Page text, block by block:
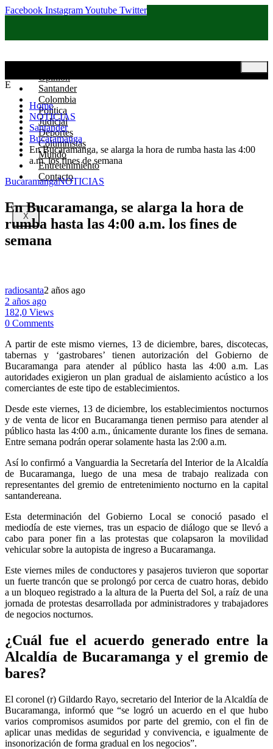
Facebook InstagramYoutube Twitter
Opinión
Santander
Colombia
Política
Judicial
Deportes
Columnistas
Mundo
Entretenimiento
Contacto
X
E
Home
NOTICIAS
Santander
Bucaramanga
En Bucaramanga, se alarga la hora de rumba hasta las 4:00
a.m. los fines de semana
BucaramangaNOTICIAS
En Bucaramanga, se alarga la hora de
rumba hasta las 4:00 a.m. los fines de
semana
radiosanta2 años ago
2 años ago
182,0 Views
0 Comments
A partir de este mismo viernes, 13 de diciembre, bares, discotecas,
tabernas y ‘gastrobares’ tienen autorización del Gobierno de
Bucaramanga para atender al público hasta las 4:00 a.m. Las
autoridades exigieron un plan gradual de aislamiento acústico a los
comerciantes de este tipo de establecimientos.
Desde este viernes, 13 de diciembre, los establecimientos nocturnos
y de venta de licor en Bucaramanga tienen permiso para atender al
público hasta las 4:00 a.m., únicamente durante los fines de semana.
Entre semana podrán operar solamente hasta las 2:00 a.m.
Así lo confirmó a Vanguardia la Secretaría del Interior de la Alcaldía
de Bucaramanga, luego de una mesa de trabajo realizada con
representantes del gremio de entretenimiento nocturno en la capital
santandereana.
Esta determinación del Gobierno Local se conoció pasado el
mediodía de este viernes, tras un espacio de diálogo que se llevó a
cabo para poner fin a las protestas que colapsaron la movilidad
vehicular sobre la autopista de ingreso a Bucaramanga.
Este viernes miles de conductores y pasajeros tuvieron que soportar
un fuerte trancón que se prolongó por cerca de cuatro horas, debido
a un bloqueo registrado a la altura de la Puerta del Sol, a raíz de una
jornada de protestas desarrollada por administradores y trabajadores
de negocios nocturnos.
¿Cuál fue el acuerdo generado entre la
Alcaldía de Bucaramanga y el gremio de
bares?
El coronel (r) Gildardo Rayo, secretario del Interior de la Alcaldía de
Bucaramanga, informó que “se logró un acuerdo en el que hubo
varios compromisos asumidos por parte del gremio, con el fin de
aplicar unas medidas de seguridad y convivencia, e igualmente de
insonorización de forma gradual en los negocios”.